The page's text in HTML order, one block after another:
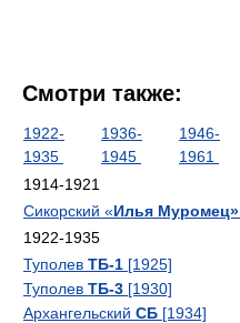
Смотри также:
1922-
1935
1936-
1945
1946-
1961
1914-1921
Сикорский «Илья Муромец»
1922-1935
Туполев ТБ-1 [1925]
Туполев ТБ-3 [1930]
Архангельский СБ [1934]